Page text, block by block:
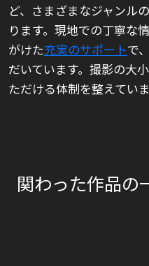
ど、さまざまなジャンル
ります。現地での丁寧な
がけた充実のサポートで
だいています。撮影の大
ただける体制を整えていま
関わった作品の